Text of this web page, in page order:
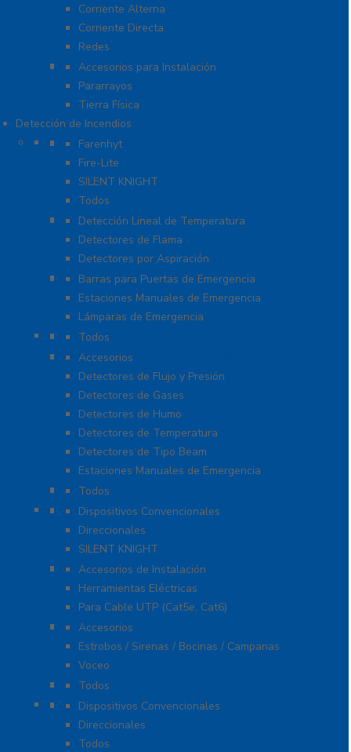
Corriente Alterna
Corriente Directa
Redes
Tierra Física y Pararrayos
Accesorios para Instalación
Pararrayos
Tierra Física
Detección de Incendios
Accesorios y Dispositivos Direccionables
Farenhyt
Fire-Lite
SILENT KNIGHT
Todos
Aplicaciones Especiales
Detección Lineal de Temperatura
Detectores de Flama
Detectores por Aspiración
Sistemas de Emergencia
Barras para Puertas de Emergencia
Estaciones Manuales de Emergencia
Lámparas de Emergencia
Detectores Autónomos
Todos
Dispositivos Convencionales
Accesorios
Detectores de Flujo y Presión
Detectores de Gases
Detectores de Humo
Detectores de Temperatura
Detectores de Tipo Beam
Estaciones Manuales de Emergencia
Extinción de Incendio
Todos
Fuentes de Alimentación
Dispositivos Convencionales
Direccionales
SILENT KNIGHT
Herramientas
Accesorios de Instalación
Herramientas Eléctricas
Para Cable UTP (Cat5e, Cat6)
Notificación y Voceo
Accesorios
Estrobos / Sirenas / Bocinas / Campanas
Voceo
Señalamientos
Todos
Paneles de Incendio
Dispositivos Convencionales
Direccionales
Todos